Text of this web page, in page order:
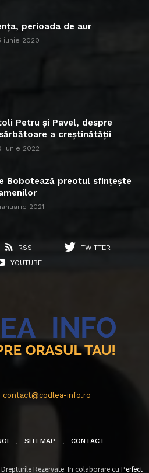
perioada de aur
iunie 2020
Petru și Pavel, despre
a creștinătății
iunie 2022
Bobotează preotul sfințește
2021
RSS
TWITTER
YOUTUBE
contact@codlea-info.ro
SITEMAP CONTACT
Rezervate. In colaborare cu Perfect